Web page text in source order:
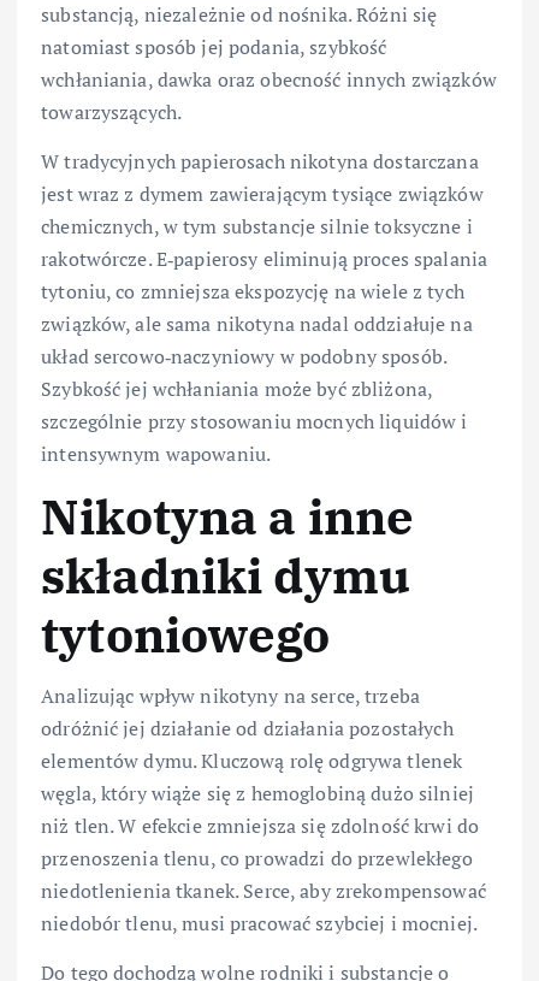
substancją, niezależnie od nośnika. Różni się
natomiast sposób jej podania, szybkość
wchłaniania, dawka oraz obecność innych związków
towarzyszących.
W tradycyjnych papierosach nikotyna dostarczana
jest wraz z dymem zawierającym tysiące związków
chemicznych, w tym substancje silnie toksyczne i
rakotwórcze. E‑papierosy eliminują proces spalania
tytoniu, co zmniejsza ekspozycję na wiele z tych
związków, ale sama nikotyna nadal oddziałuje na
układ sercowo‑naczyniowy w podobny sposób.
Szybkość jej wchłaniania może być zbliżona,
szczególnie przy stosowaniu mocnych liquidów i
intensywnym wapowaniu.
Nikotyna a inne
składniki dymu
tytoniowego
Analizując wpływ nikotyny na serce, trzeba
odróżnić jej działanie od działania pozostałych
elementów dymu. Kluczową rolę odgrywa tlenek
węgla, który wiąże się z hemoglobiną dużo silniej
niż tlen. W efekcie zmniejsza się zdolność krwi do
przenoszenia tlenu, co prowadzi do przewlekłego
niedotlenienia tkanek. Serce, aby zrekompensować
niedobór tlenu, musi pracować szybciej i mocniej.
Do tego dochodzą wolne rodniki i substancje o